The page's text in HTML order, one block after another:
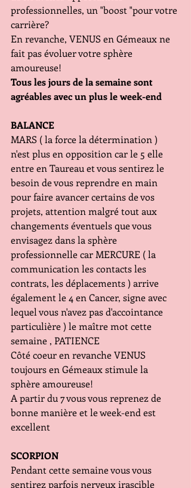
professionnelles, un "boost "pour votre
carrière?
En revanche, VENUS en Gémeaux ne
fait pas évoluer votre sphère
amoureuse!
Tous les jours de la semaine sont
agréables avec un plus le week-end
BALANCE
MARS ( la force la détermination )
n'est plus en opposition car le 5 elle
entre en Taureau et vous sentirez le
besoin de vous reprendre en main
pour faire avancer certains de vos
projets, attention malgré tout aux
changements éventuels que vous
envisagez dans la sphère
professionnelle car MERCURE ( la
communication les contacts les
contrats, les déplacements ) arrive
également le 4 en Cancer, signe avec
lequel vous n'avez pas d'accointance
particulière ) le maître mot cette
semaine , PATIENCE
Côté coeur en revanche VENUS
toujours en Gémeaux stimule la
sphère amoureuse!
A partir du 7 vous vous reprenez de
bonne manière et le week-end est
excellent
SCORPION
Pendant cette semaine vous vous
sentirez parfois nerveux irascible